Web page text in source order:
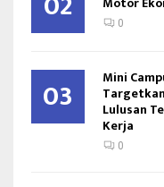
0
03 Mini
Lulusan
Kerja
0